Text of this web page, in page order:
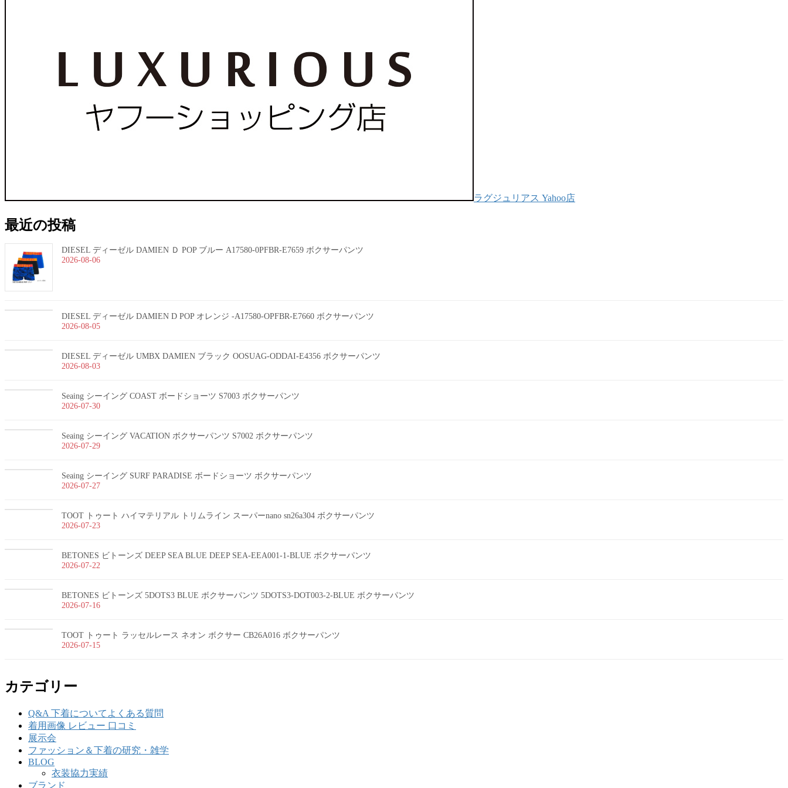
ラグジュリアス Yahoo店
最近の投稿
DIESEL ディーゼル DAMIEN Ｄ POP ブルー A17580-0PFBR-E7659 ボクサーパンツ
2026-08-06
DIESEL ディーゼル DAMIEN D POP オレンジ -A17580-OPFBR-E7660 ボクサーパンツ
2026-08-05
DIESEL ディーゼル UMBX DAMIEN ブラック OOSUAG-ODDAI-E4356 ボクサーパンツ
2026-08-03
Seaing シーイング COAST ボードショーツ S7003 ボクサーパンツ
2026-07-30
Seaing シーイング VACATION ボクサーパンツ S7002 ボクサーパンツ
2026-07-29
Seaing シーイング SURF PARADISE ボードショーツ ボクサーパンツ
2026-07-27
TOOT トゥート ハイマテリアル トリムライン スーパーnano sn26a304 ボクサーパンツ
2026-07-23
BETONES ビトーンズ DEEP SEA BLUE DEEP SEA-EEA001-1-BLUE ボクサーパンツ
2026-07-22
BETONES ビトーンズ 5DOTS3 BLUE ボクサーパンツ 5DOTS3-DOT003-2-BLUE ボクサーパンツ
2026-07-16
TOOT トゥート ラッセルレース ネオン ボクサー CB26A016 ボクサーパンツ
2026-07-15
カテゴリー
Q&A 下着についてよくある質問
着用画像 レビュー 口コミ
展示会
ファッション＆下着の研究・雑学
BLOG
衣装協力実績
ブランド